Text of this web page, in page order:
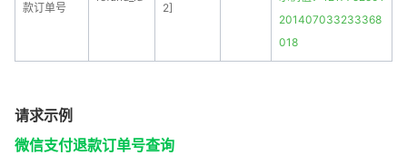
款订单号
2]
201407033233368
018
请求示例
微信支付退款订单号查询